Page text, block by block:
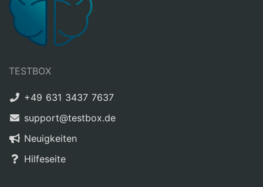
TESTBOX
+49 631 3437 7637
support@testbox.de
Neuigkeiten
Hilfeseite